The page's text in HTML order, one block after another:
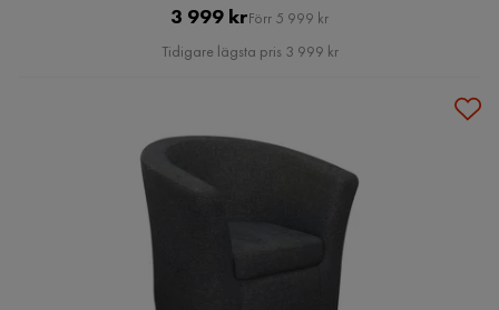
Pris
3 999 krOriginal
Pris
Förr 5 999 kr
Tidigare lägsta pris 3 999 kr